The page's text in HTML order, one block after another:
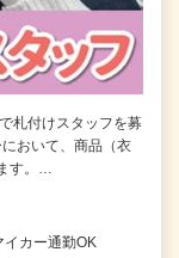
札付けスタッフを募
おいて、商品（衣
す。…
カー通勤OK